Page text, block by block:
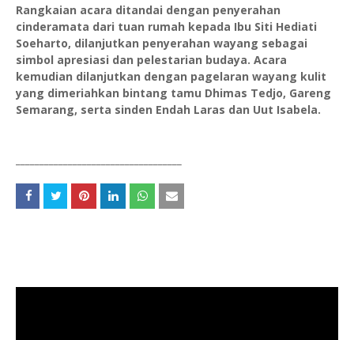
Rangkaian acara ditandai dengan penyerahan
cinderamata dari tuan rumah kepada Ibu Siti Hediati
Soeharto, dilanjutkan penyerahan wayang sebagai
simbol apresiasi dan pelestarian budaya. Acara
kemudian dilanjutkan dengan pagelaran wayang kulit
yang dimeriahkan bintang tamu Dhimas Tedjo, Gareng
Semarang, serta sinden Endah Laras dan Uut Isabela.